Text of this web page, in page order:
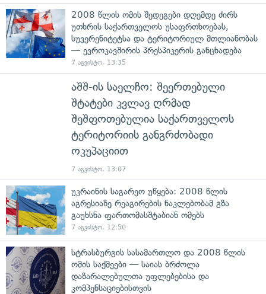
2008 წლის ომის შედეგები დღემდე ძირს
უთხრის საქართველოს უსაფრთხოებას,
სუვერენიტეტსა და ტერიტორიულ მთლიანობას
— ევროკავშირის პრესპიკერის განცხადება
7 აგვისტო, 13:35
აშშ-ის საელჩო: შეერთებული
შტატები კვლავ ღრმად
შეშფოთებულია საქართველოს
ტერიტორიის განგრძობადი
ოკუპაციით
7 აგვისტო, 13:07
უკრაინის საგარეო უწყება: 2008 წლის
აგრესიაზე რეაგირების ნაკლებობამ გზა
გაუხსნა ფართომასშტაბიან ომებს
7 აგვისტო, 12:50
სტრასბურგის სასამართლო და 2008 წლის
ომის საქმეები — საიას ბრძოლა
დაზარალებულთა უფლებებისა და
კომპენსაციებისთვის